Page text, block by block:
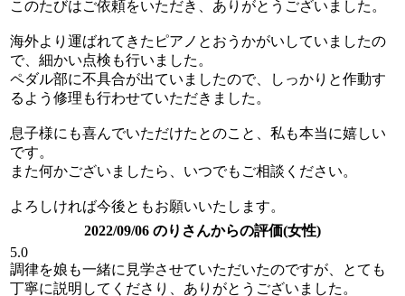
このたびはご依頼をいただき、ありがとうございました。
海外より運ばれてきたピアノとおうかがいしていましたの
で、細かい点検も行いました。
ペダル部に不具合が出ていましたので、しっかりと作動す
るよう修理も行わせていただきました。
息子様にも喜んでいただけたとのこと、私も本当に嬉しい
です。
また何かございましたら、いつでもご相談ください。
よろしければ今後ともお願いいたします。
2022/09/06 のりさんからの評価(女性)
5.0
調律を娘も一緒に見学させていただいたのですが、とても
丁寧に説明してくださり、ありがとうございました。